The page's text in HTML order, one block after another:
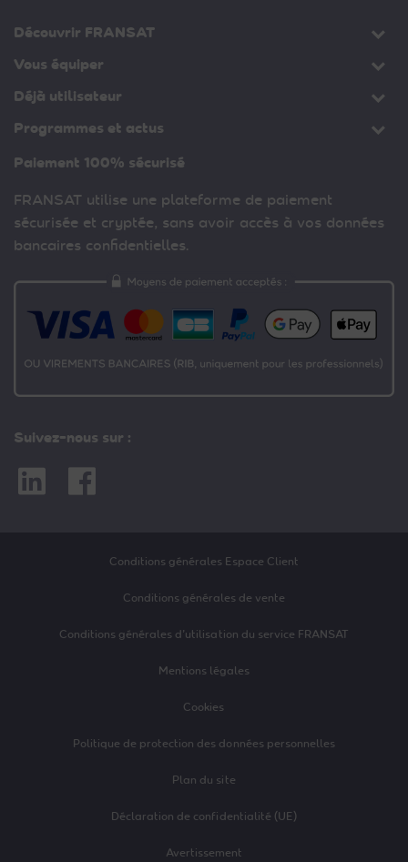
Découvrir FRANSAT
Vous équiper
Déjà utilisateur
Programmes et actus
Paiement 100% sécurisé
FRANSAT utilise une plateforme de paiement
sécurisée et cryptée, sans avoir accès à vos données
bancaires confidentielles.
Suivez-nous sur :
LinkedinFacebook
Conditions générales Espace Client
Conditions générales de vente
Conditions générales d’utilisation du service FRANSAT
Mentions légales
Cookies
Politique de protection des données personnelles
Plan du site
Déclaration de confidentialité (UE)
Avertissement